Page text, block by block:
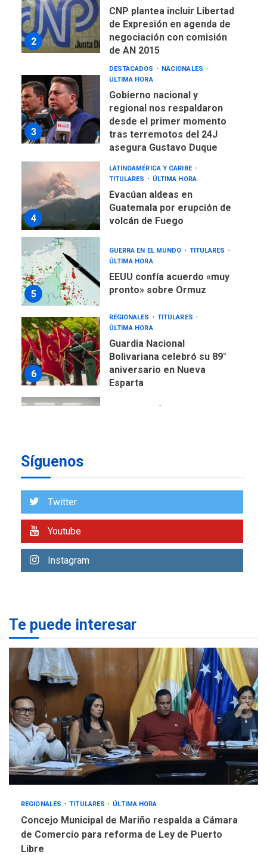
2
de Expresión en agenda de
negociación con comisión
de AN 2015
3
DESTACADOS
ÚLTIMA HORA
Gobierno nacional y
regional nos respaldaron
desde el primer momento
tras terremotos del 24J
asegura Gustavo Duque
4
TITULARES
ÚLTIMA HORA
Evacúan aldeas en
Guatemala por erupción de
volcán de Fuego
5
ÚLTIMA HORA
EEUU confía acuerdo «muy
pronto» sobre Ormuz
6
ÚLTIMA HORA
Guardia Nacional
Bolivariana celebró su 89°
aniversario en Nueva
Esparta
1
Concejo Municipal de
de Comercio para reforma
POLÍTICA
TITULARES
CNP plantea incluir Libertad
DESTACADOS
Gobierno nacional y
regional nos respaldaron
desde el primer momento
tras terremotos del 24J
asegura Gustavo Duque
LATINOAMÉRICA Y CARIBE
TITULARES
ÚLTIMA HORA
Evacúan aldeas en
Guatemala por erupción de
volcán de Fuego
ÚLTIMA HORA
EEUU confía acuerdo «muy
Síguenos
Twitter
Youtube
Instagram
Te puede interesar
REGIONALES TITULARES ÚLTIMA HORA
Concejo Municipal de Mariño respalda a Cámara
de Comercio para reforma de Ley de Puerto
Libre